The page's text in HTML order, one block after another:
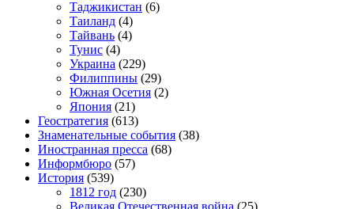
Таджикистан (6)
Таиланд (4)
Тайвань (4)
Тунис (4)
Украина (229)
Филиппины (29)
Южная Осетия (2)
Япония (21)
Геостратегия (613)
Знаменательные события (38)
Иностранная пресса (68)
Информбюро (57)
История (539)
1812 год (230)